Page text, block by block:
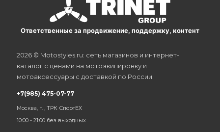
Ответственные за продвижение, поддержку, контент
2026 © Motostyles.ru: сеть магазинов и интернет-
каталог с ценами на мотоэкипировку и
мотоаксессуары с доставкой по России.
+7(985) 475-07-77
Москва, г. , ТРК СпортЕХ
10:00 - 21:00 без выходных